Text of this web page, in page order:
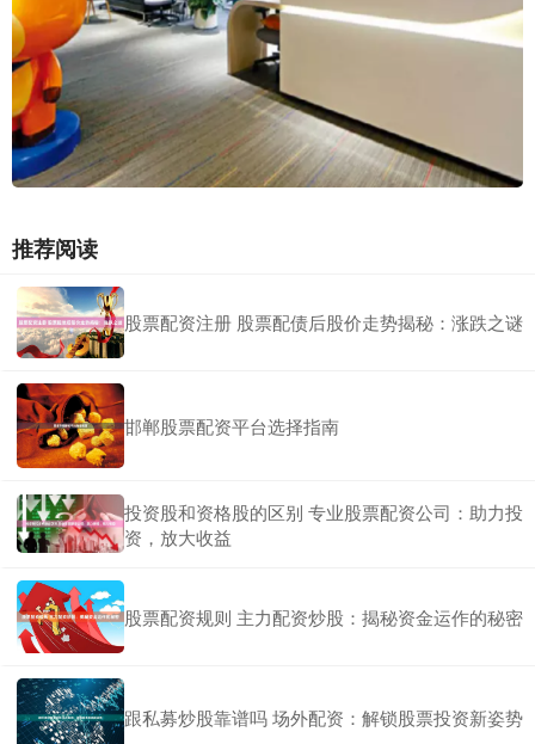
推荐阅读
股票配资注册 股票配债后股价走势揭秘：涨跌之谜
邯郸股票配资平台选择指南
投资股和资格股的区别 专业股票配资公司：助力投
资，放大收益
股票配资规则 主力配资炒股：揭秘资金运作的秘密
跟私募炒股靠谱吗 场外配资：解锁股票投资新姿势